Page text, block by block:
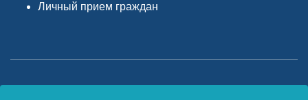
Личный прием граждан